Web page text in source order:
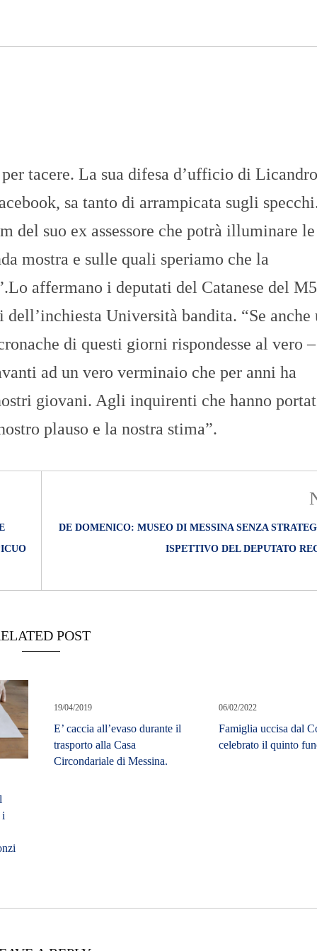
N
I
S
E
P
O
T
G
p
tacere. La sua difesa d’ufficio di
sa tanto di arrampicata sugli
suo ex assessore che potrà illuminare le
mostra e sulle quali speriamo che la
affermano i deputati del Catanese del
Università bandita. “Se anche
di questi giorni rispondesse al vero –
ad un vero verminaio che per anni ha
giovani. Agli inquirenti che hanno
plauso e la nostra stima”.
DE DOMENICO: MUSEO DI MESSINA SENZA
ISPETTIVO DEL DEPUTATO
POST
i
19/04/2019
E’ caccia all’evaso durante il
trasporto alla Casa
Circondariale di Messina.
06/02/2022
Famiglia uccisa dal
celebrato il quinto